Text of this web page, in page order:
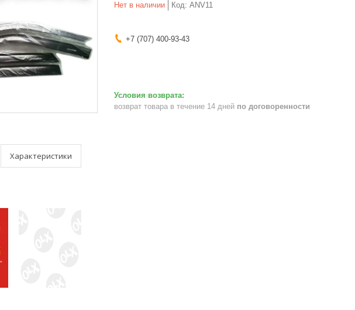
Нет в наличии Код: ANV11
+7 (707) 400-93-43
возврат товара в течение 14 дней по договоренности
Характеристики